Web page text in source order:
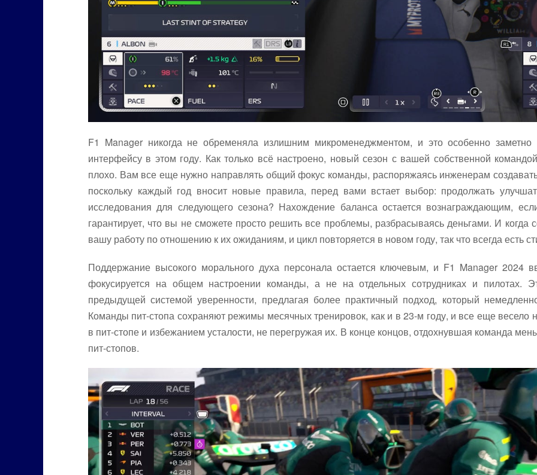
F1 Manager никогда не обременяла излишним микроменеджментом, и это особенно заметно
интерфейсу в этом году. Как только всё настроено, новый сезон с вашей собственной
плохо. Вам все еще нужно направлять общий фокус команды, распоряжаясь инженерам
поскольку каждый год вносит новые правила, перед вами встает выбор: продолжать
исследования для следующего сезона? Нахождение баланса остается вознаграждающим,
гарантирует, что вы не сможете просто решить все проблемы, разбрасываясь деньгами. И когда
вашу работу по отношению к их ожиданиям, и цикл повторяется в новом году, так что всегда есть
Поддержание высокого морального духа персонала остается ключевым, и F1 Manager 2024
фокусируется на общем настроении команды, а не на отдельных сотрудниках и пилотах.
предыдущей системой уверенности, предлагая более практичный подход, который
Команды пит-стопа сохраняют режимы месячных тренировок, как и в 23-м году, и все еще
в пит-стопе и избежанием усталости, не перегружая их. В конце концов, отдохнувшая команда
пит-стопов.